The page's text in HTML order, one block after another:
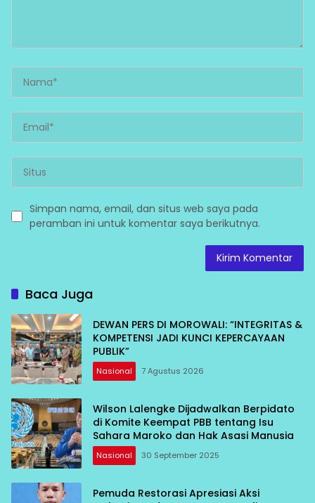
Simpan nama, email, dan situs web saya pada
peramban ini untuk komentar saya berikutnya.
Baca Juga
DEWAN PERS DI MOROWALI: “INTEGRITAS &
KOMPETENSI JADI KUNCI KEPERCAYAAN
PUBLIK”
Nasional 7 Agustus 2026
Wilson Lalengke Dijadwalkan Berpidato
di Komite Keempat PBB tentang Isu
Sahara Maroko dan Hak Asasi Manusia
Nasional 30 September 2025
Pemuda Restorasi Apresiasi Aksi